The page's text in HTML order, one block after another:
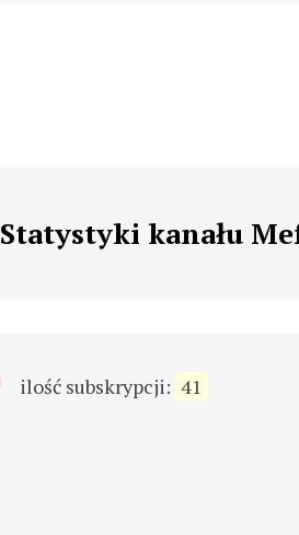
Statystyki kanału
ilość subskrypcji: 41